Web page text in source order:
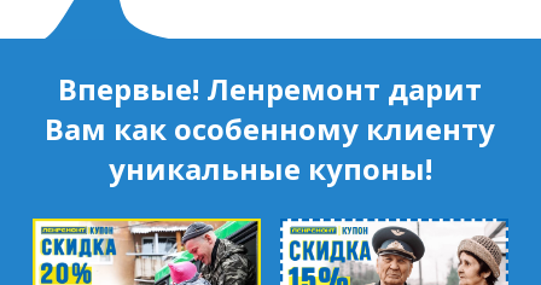
Впервые! Ленремонт дарит
Вам как особенному клиенту
уникальные купоны!